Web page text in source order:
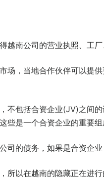
越南公司的营业执照、工
场，当地合作伙伴可以提
不包括合资企业(JV)之间
些是一个合资企业的重要组
司的债务，如果是合资企业
所以在越南的隐藏正在进